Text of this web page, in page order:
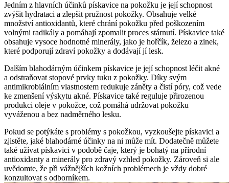
Jedním z hlavních účinků pískavice na pokožku je její schopnost
zvýšit hydrataci a zlepšit pružnost pokožky. Obsahuje velké
množství antioxidantů, které chrání pokožku před poškozením
volnými radikály a pomáhají zpomalit proces stárnutí. Pískavice také
obsahuje vysoce hodnotné minerály, jako je hořčík, železo a zinek,
které podporují zdraví pokožky a dodávají jí lesk.
Dalším blahodárným účinkem pískavice je její schopnost léčit akné
a odstraňovat stopové prvky tuku z pokožky. Díky svým
antimikrobiálním vlastnostem redukuje záněty a čistí póry, což vede
ke zmenšení výskytu akné. Pískavice také reguluje přirozenou
produkci oleje v pokožce, což pomáhá udržovat pokožku
vyváženou a bez nadměrného lesku.
Pokud se potýkáte s problémy s pokožkou, vyzkoušejte pískavici a
zjistěte, jaké blahodárné účinky na ni může mít. Dodatečně můžete
také užívat pískavici v podobě čaje, který je bohatý na přírodní
antioxidanty a minerály pro zdravý vzhled pokožky. Zároveň si ale
uvědomte, že při vážnějších kožních problémech je vždy dobré
konzultovat s odborníkem.